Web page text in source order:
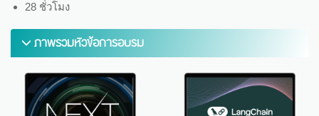
28 ชั่วโมง
ภาพรวมหัวข้อการอบรม